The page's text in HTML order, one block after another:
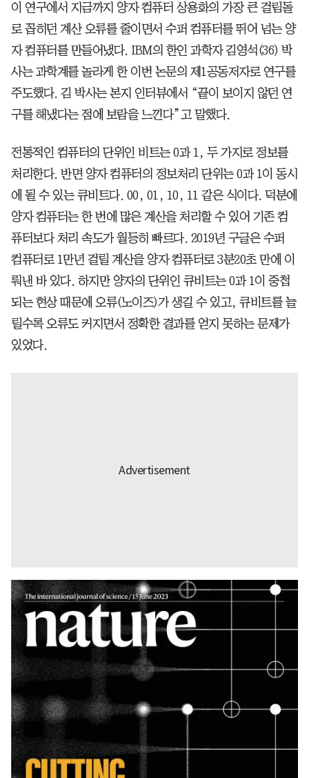
이 연구에서 지금까지 양자 컴퓨터 상용화의 가장 큰 걸림돌
로 꼽히던 계산 오류를 줄이면서 수퍼 컴퓨터를 뛰어 넘는 양
자 컴퓨터를 만들어냈다. IBM의 한인 과학자 김영석(36) 박
사는 과학계를 놀라게 한 이번 논문의 제1공동저자로 연구를
주도했다. 김 박사는 본지 인터뷰에서 “끝이 보이지 않던 연
구를 해냈다는 점에 보람을 느낀다”고 말했다.
전통적인 컴퓨터의 단위인 비트는 0과 1, 두 가지로 정보를
처리한다. 반면 양자 컴퓨터의 정보처리 단위는 0과 1이 동시
에 될 수 있는 큐비트다. 00, 01, 10, 11 같은 식이다. 덕분에
양자 컴퓨터는 한 번에 많은 계산을 처리할 수 있어 기존 컴
퓨터보다 처리 속도가 월등히 빠르다. 2019년 구글은 수퍼
컴퓨터로 1만년 걸릴 계산을 양자 컴퓨터로 3분20초 만에 이
뤄낸 바 있다. 하지만 양자의 단위인 큐비트는 0과 1이 중첩
되는 현상 때문에 오류(노이즈)가 생길 수 있고, 큐비트를 늘
릴수록 오류도 커지면서 정확한 결과를 얻지 못하는 문제가
있었다.